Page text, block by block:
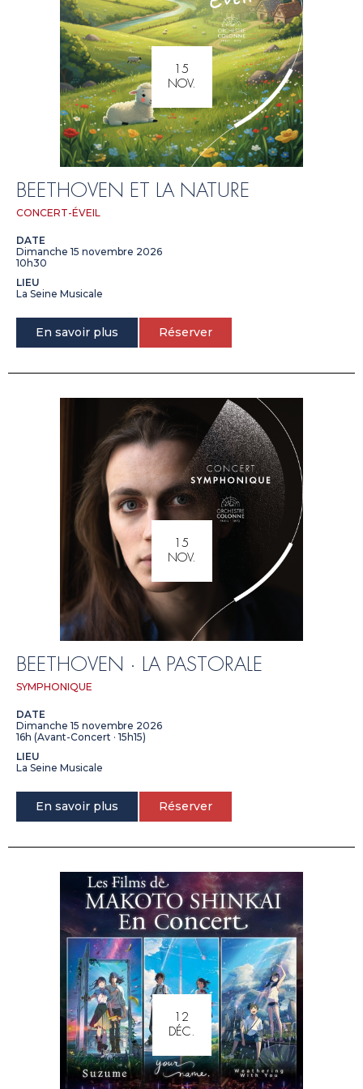
15
NOV.
BEETHOVEN ET LA NATURE
CONCERT-ÉVEIL
DATE
Dimanche 15 novembre 2026
10h30
LIEU
La Seine Musicale
En savoir plus Réserver
15
NOV.
BEETHOVEN · LA PASTORALE
SYMPHONIQUE
DATE
Dimanche 15 novembre 2026
16h (Avant-Concert · 15h15)
LIEU
La Seine Musicale
En savoir plus Réserver
12
DÉC.